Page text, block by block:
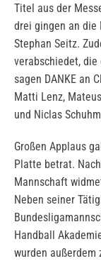
Titel aus der
drei gingen an die
Stephan Seitz.
verabschiedet, die
sagen DANKE an
Matti Lenz,
und Niclas
Großen Applaus
Platte betrat.
Mannschaft
Neben seiner
Handball
wurden außerdem